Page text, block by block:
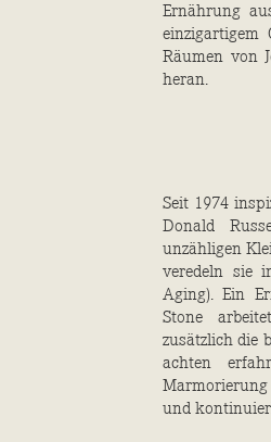
Ernährung
einzigartigem
Räumen von
heran.
Seit 1974
Donald
unzähligen
veredeln sie
Aging). Ein
Stone
zusätzlich die
achten
Marmorierung
und